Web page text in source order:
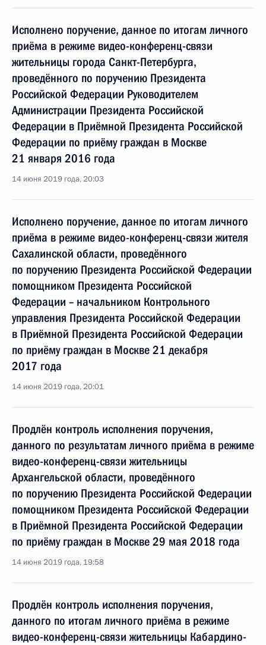
Исполнено поручение, данное по итогам личного
приёма в режиме видео-конференц-связи
жительницы города Санкт-Петербурга,
проведённого по поручению Президента
Российской Федерации Руководителем
Администрации Президента Российской
Федерации в Приёмной Президента Российской
Федерации по приёму граждан в Москве
21 января 2016 года
14 июня 2019 года, 20:03
Исполнено поручение, данное по итогам личного
приёма в режиме видео-конференц-связи жителя
Сахалинской области, проведённого
по поручению Президента Российской Федерации
помощником Президента Российской
Федерации – начальником Контрольного
управления Президента Российской Федерации
в Приёмной Президента Российской Федерации
по приёму граждан в Москве 21 декабря
2017 года
14 июня 2019 года, 20:01
Продлён контроль исполнения поручения,
данного по результатам личного приёма в режиме
видео-конференц-связи жительницы
Архангельской области, проведённого
по поручению Президента Российской Федерации
помощником Президента Российской Федерации
в Приёмной Президента Российской Федерации
по приёму граждан в Москве 29 мая 2018 года
14 июня 2019 года, 19:58
Продлён контроль исполнения поручения,
данного по итогам личного приёма в режиме
видео-конференц-связи жительницы Кабардино-